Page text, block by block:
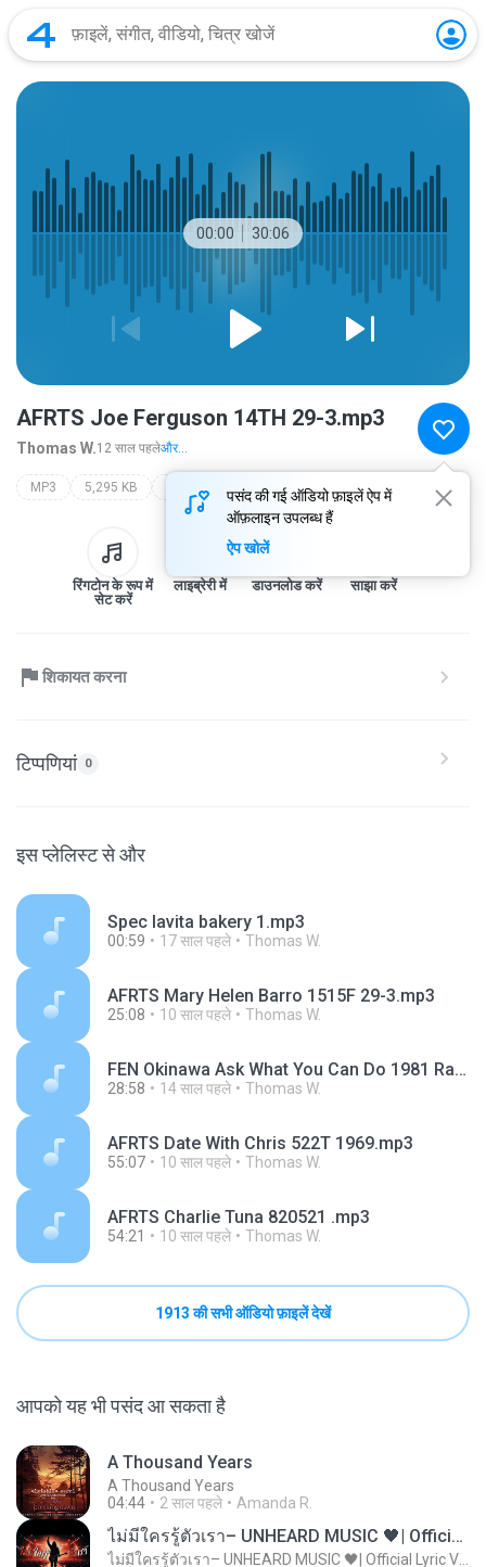
00:00 30:06
पसंद की गई ऑडियो फ़ाइलें ऐप में
ऑफ़लाइन उपलब्ध हैं
ऐप खोलें
AFRTS Joe Ferguson 14TH 29-3.mp3
Thomas W.12 साल पहलेऔर...
MP3 5,295 KB
रिंगटोन के रूप में
सेट करें
लाइब्रेरी में डाउनलोड करें साझा करें
शिकायत करना
टिप्पणियां 0
इस प्लेलिस्ट से और
Spec lavita bakery 1.mp3
00:59 17 साल पहले Thomas W.
AFRTS Mary Helen Barro 1515F 29-3.mp3
25:08 10 साल पहले Thomas W.
FEN Okinawa Ask What You Can Do 1981 Randy Ashurst.mp3
28:58 14 साल पहले Thomas W.
AFRTS Date With Chris 522T 1969.mp3
55:07 10 साल पहले Thomas W.
AFRTS Charlie Tuna 820521 .mp3
54:21 10 साल पहले Thomas W.
1913 की सभी ऑडियो फ़ाइलें देखें
आपको यह भी पसंद आ सकता है
A Thousand Years
A Thousand Years
04:44
2 साल पहले Amanda R.
ไม่มีใครรู้ตัวเรา– UNHEARD MUSIC 🖤| Official Lyric Video | เพลงสู้ชีวิต